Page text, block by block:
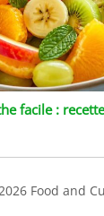
facile :
Food and